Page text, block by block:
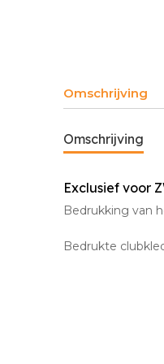
Omschrijving
Omschrijving
Exclusief voor
Bedrukking van
Bedrukte